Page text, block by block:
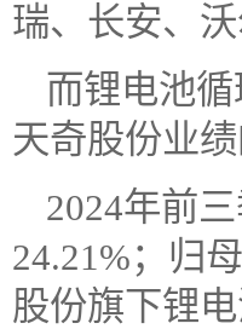
瑞、长安、
而锂电池
天奇股份业绩
2024年前
24.21%；归
股份旗下锂